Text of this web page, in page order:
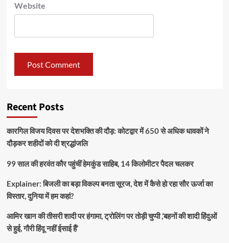
Website
Recent Posts
कारगिल विजय दिवस पर देशभक्ति की दौड़: कोटद्वार में 650 से अधिक धावकों ने
दौड़कर शहीदों को दी श्रद्धांजलि
99 साल की हरवंत कौर पहुंचीं हेमकुंड साहिब, 14 किलोमीटर पैदल चलकर
Explainer: बिजली का बड़ा विकल्प बनता सूरज, देश में कैसे हो रहा सौर ऊर्जा का
विस्तार, दुनिया में हम कहां?
आमिर खान की तीसरी शादी पर हंगामा, ट्रोलिंग पर तोड़ी चुप्पी ,’बहनों की शादी हिंदुओं
से हुई, गौरी हिंदू नहीं ईसाई हैं’